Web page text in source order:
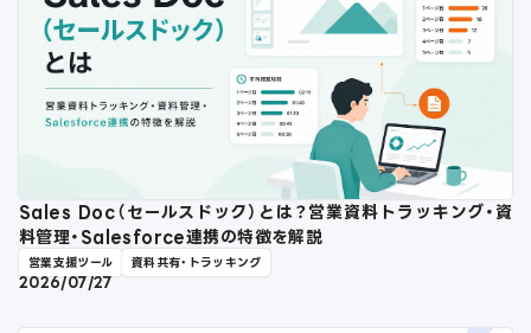
Sales Doc（セールスドック）とは？営業資料トラッキング・資
料管理・Salesforce連携の特徴を解説
営業支援ツール 資料共有・トラッキング
2026/07/27